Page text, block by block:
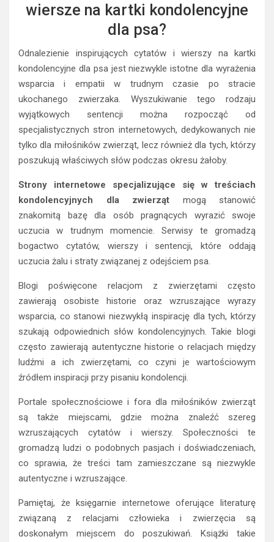
wiersze na kartki kondolencyjne
dla psa?
Odnalezienie inspirujących cytatów i wierszy na kartki
kondolencyjne dla psa jest niezwykle istotne dla wyrażenia
wsparcia i empatii w trudnym czasie po stracie
ukochanego zwierzaka. Wyszukiwanie tego rodzaju
wyjątkowych sentencji można rozpocząć od
specjalistycznych stron internetowych, dedykowanych nie
tylko dla miłośników zwierząt, lecz również dla tych, którzy
poszukują właściwych słów podczas okresu żałoby.
Strony internetowe specjalizujące się w treściach
kondolencyjnych dla zwierząt mogą stanowić
znakomitą bazę dla osób pragnących wyrazić swoje
uczucia w trudnym momencie. Serwisy te gromadzą
bogactwo cytatów, wierszy i sentencji, które oddają
uczucia żalu i straty związanej z odejściem psa.
Blogi poświęcone relacjom z zwierzętami często
zawierają osobiste historie oraz wzruszające wyrazy
wsparcia, co stanowi niezwykłą inspirację dla tych, którzy
szukają odpowiednich słów kondolencyjnych. Takie blogi
często zawierają autentyczne historie o relacjach między
ludźmi a ich zwierzętami, co czyni je wartościowym
źródłem inspiracji przy pisaniu kondolencji.
Portale społecznościowe i fora dla miłośników zwierząt
są także miejscami, gdzie można znaleźć szereg
wzruszających cytatów i wierszy. Społeczności te
gromadzą ludzi o podobnych pasjach i doświadczeniach,
co sprawia, że treści tam zamieszczane są niezwykle
autentyczne i wzruszające.
Pamiętaj, że księgarnie internetowe oferujące literaturę
związaną z relacjami człowieka i zwierzęcia są
doskonałym miejscem do poszukiwań. Książki takie